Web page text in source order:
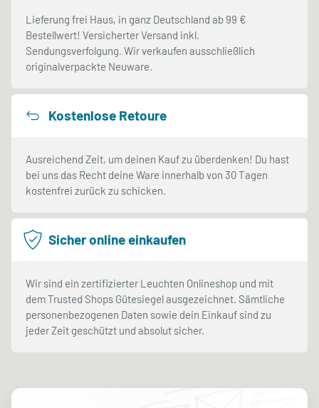
Lieferung frei Haus, in ganz Deutschland ab 99 €
Bestellwert! Versicherter Versand inkl.
Sendungsverfolgung. Wir verkaufen ausschließlich
originalverpackte Neuware.
Kostenlose Retoure
Ausreichend Zeit, um deinen Kauf zu überdenken! Du hast
bei uns das Recht deine Ware innerhalb von 30 Tagen
kostenfrei zurück zu schicken.
Sicher online einkaufen
Wir sind ein zertifizierter Leuchten Onlineshop und mit
dem Trusted Shops Gütesiegel ausgezeichnet. Sämtliche
personenbezogenen Daten sowie dein Einkauf sind zu
jeder Zeit geschützt und absolut sicher.